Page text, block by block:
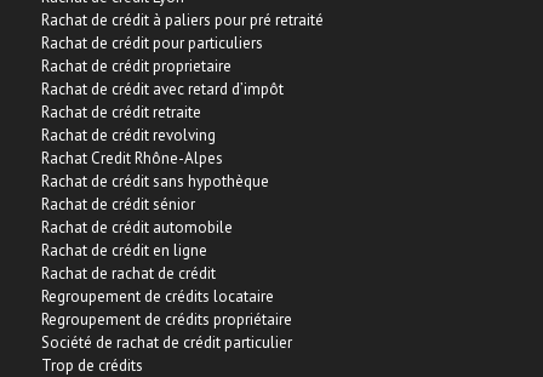
tout moment ? Résiliation à tout moment de
l’assurance de prêt : nous en avons rêvé,
c’est en cours de vote.. Ces derniers jours,
vous avez peut-être ...
NOUVEAUTÉ : RACHAT DE CRÉDITS SANS HYPOTHÈQUE
SUR 15 ANS
Les solutions de rachat de
crédits sur 15 ans sans
hypothèque : Le rachat de
Rachat de crédit à paliers pour pré retraité
Rachat de crédit pour particuliers
Rachat de crédit proprietaire
Rachat de crédit avec retard d’impôt
Rachat de crédit retraite
Rachat de crédit revolving
Rachat Credit Rhône-Alpes
Rachat de crédit sans hypothèque
Rachat de crédit sénior
Rachat de crédit automobile
Rachat de crédit en ligne
Rachat de rachat de crédit
Regroupement de crédits locataire
Regroupement de crédits propriétaire
Société de rachat de crédit particulier
Trop de crédits